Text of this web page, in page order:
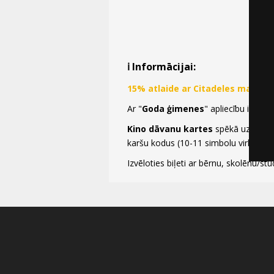
ℹ️ Informācijai:
15% atlaide ar Citadeles
Ar "Goda ģimenes" apliecību
Kino dāvanu kartes spēkā uz
karšu kodus (10-11 simbolu virknes)
Izvēloties biļeti ar bērnu, skolēnu/